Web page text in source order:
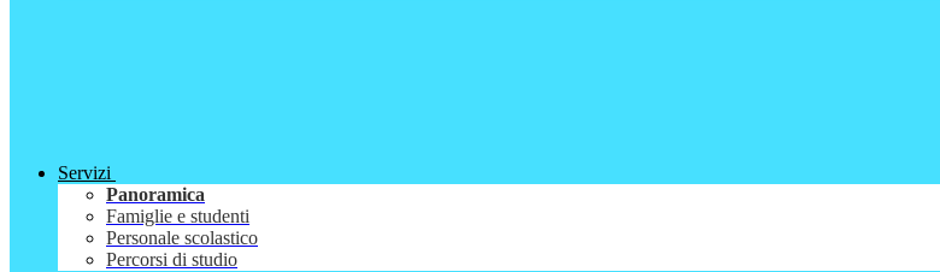
Servizi
Panoramica
Famiglie e studenti
Personale scolastico
Percorsi di studio